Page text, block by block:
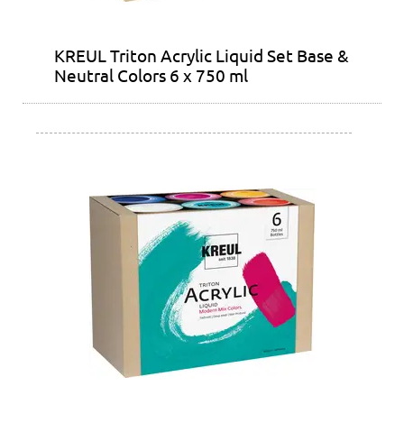
KREUL Triton Acrylic Liquid Set Base &
Neutral Colors 6 x 750 ml